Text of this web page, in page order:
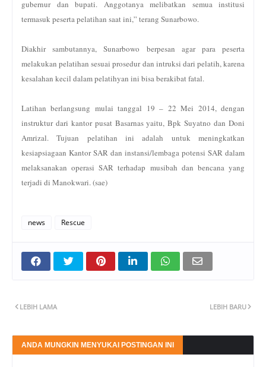
gubernur dan bupati. Anggotanya melibatkan semua institusi
termasuk peserta pelatihan saat ini,” terang Sunarbowo.
Diakhir sambutannya, Sunarbowo berpesan agar para peserta
melakukan pelatihan sesuai prosedur dan intruksi dari pelatih, karena
kesalahan kecil dalam pelatihyan ini bisa berakibat fatal.
Latihan berlangsung mulai tanggal 19 – 22 Mei 2014, dengan
instruktur dari kantor pusat Basarnas yaitu, Bpk Suyatno dan Doni
Amrizal. Tujuan pelatihan ini adalah untuk meningkatkan
kesiapsiagaan Kantor SAR dan instansi/lembaga potensi SAR dalam
melaksanakan operasi SAR terhadap musibah dan bencana yang
terjadi di Manokwari. (sae)
news Rescue
LEBIH BARU
LEBIH LAMA
ANDA MUNGKIN MENYUKAI POSTINGAN INI